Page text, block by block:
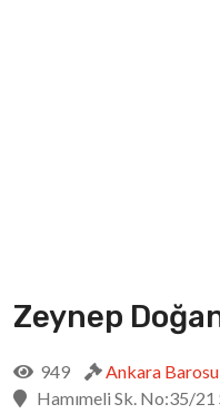
Zeynep
949 Ankara Barosu
Hamımeli Sk. No:35/21